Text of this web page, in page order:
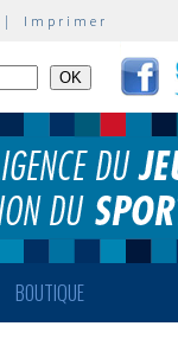
| Imprimer
BOUTIQUE